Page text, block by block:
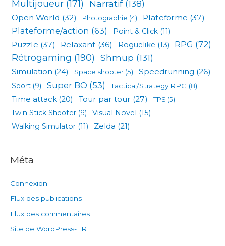
Multijoueur (171) Narratif(138)
Open World (32) Photographie (4) Plateforme (37)
Plateforme/action (63) Point & Click (11)
Puzzle (37) Relaxant (36) Roguelike (13) RPG (72)
Rétrogaming (190) Shmup (131)
Simulation (24) Space shooter (5) Speedrunning (26)
Sport (9) Super BO (53) Tactical/Strategy RPG (8)
Time attack (20) Tour par tour (27) TPS (5)
Twin Stick Shooter (9) Visual Novel (15)
Walking Simulator (11) Zelda (21)
Méta
Connexion
Flux des publications
Flux des commentaires
Site de WordPress-FR